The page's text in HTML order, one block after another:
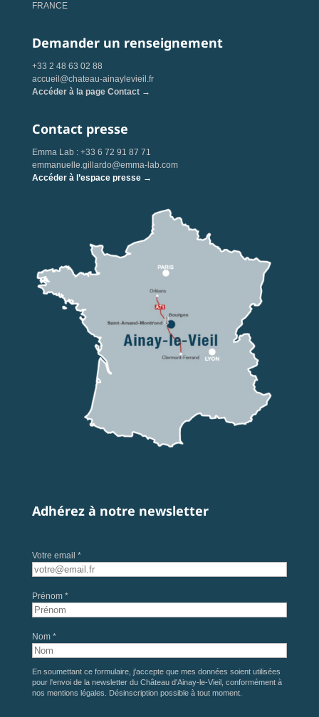
FRANCE
Demander un renseignement
+33 2 48 63 02 88
accueil@chateau-ainaylevieil.fr
Accéder à la page Contact →
Contact presse
Emma Lab : +33 6 72 91 87 71
emmanuelle.gillardo@emma-lab.com
Accéder à l’espace presse →
Adhérez à notre newsletter
Votre email *
Prénom *
Nom *
En soumettant ce formulaire, j'accepte que mes données soient utilisées
pour l'envoi de la newsletter du Château d'Ainay-le-Vieil, conformément à
nos mentions légales. Désinscription possible à tout moment.